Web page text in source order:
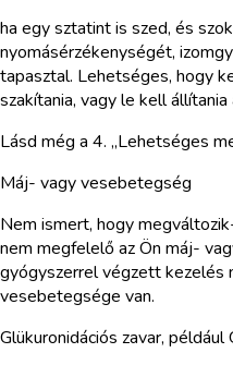
ha egy sztatint is szed, és
nyomásérzékenységét,
tapasztal. Lehetséges, hogy
szakítania, vagy le kell
Lásd még a 4. „Lehetséges
Máj- vagy vesebetegség
Nem ismert, hogy
nem megfelelő az Ön máj-
gyógyszerrel végzett kezelés
vesebetegsége van.
Glükuronidációs zavar, például